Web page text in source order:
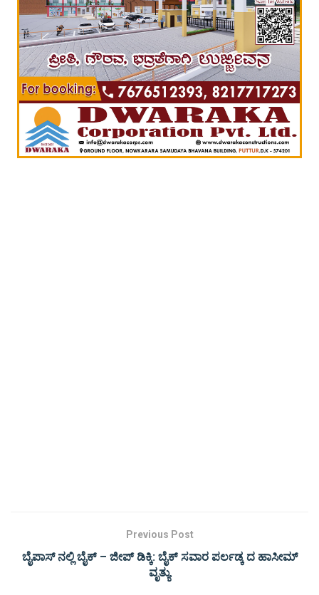
Previous Post
ಬೈಪಾಸ್ ನಲ್ಲಿ ಬೈಕ್ – ಜೀಪ್ ಡಿಕ್ಕಿ: ಬೈಕ್ ಸವಾರ ಪರ್ಲಡ್ಕ ದ ಹಾಸೀಮ್
ವೃತ್ಯು